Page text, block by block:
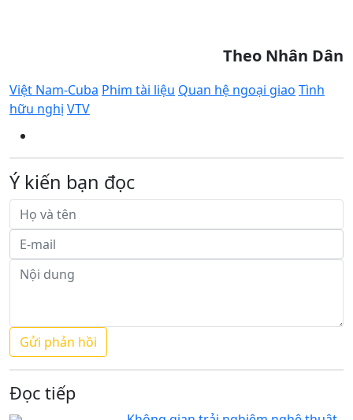
Theo Nhân Dân
Việt Nam-Cuba Phim tài liệu Quan hệ ngoại giao Tình
hữu nghị VTV
Ý kiến bạn đọc
Đọc tiếp